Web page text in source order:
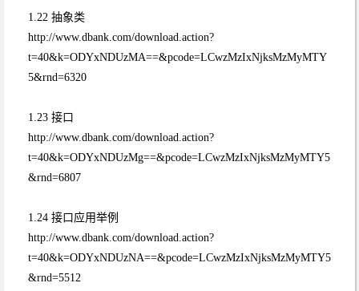
1.22 抽象类
http://www.dbank.com/download.action?
t=40&k=ODYxNDUzMA==&pcode=LCwzMzIxNjksMzMyMTY
5&rnd=6320
1.23 接口
http://www.dbank.com/download.action?
t=40&k=ODYxNDUzMg==&pcode=LCwzMzIxNjksMzMyMTY5
&rnd=6807
1.24 接口应用举例
http://www.dbank.com/download.action?
t=40&k=ODYxNDUzNA==&pcode=LCwzMzIxNjksMzMyMTY5
&rnd=5512